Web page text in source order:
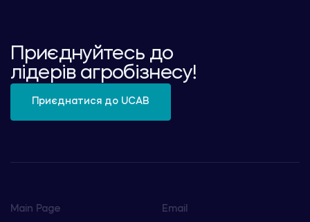
Приєднуйтесь до
лідерів агробізнесу!
Приєднатися до UCAB
Main Page Email